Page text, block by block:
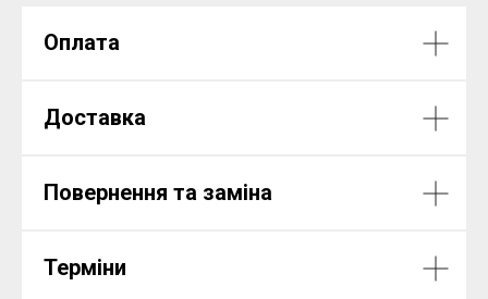
Оплата
Доставка
Повернення та заміна
Терміни